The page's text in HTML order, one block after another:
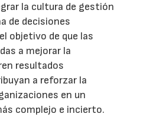
la cultura de gestión
de decisiones
objetivo de que las
a mejorar la
resultados
a reforzar la
en un
complejo e incierto.